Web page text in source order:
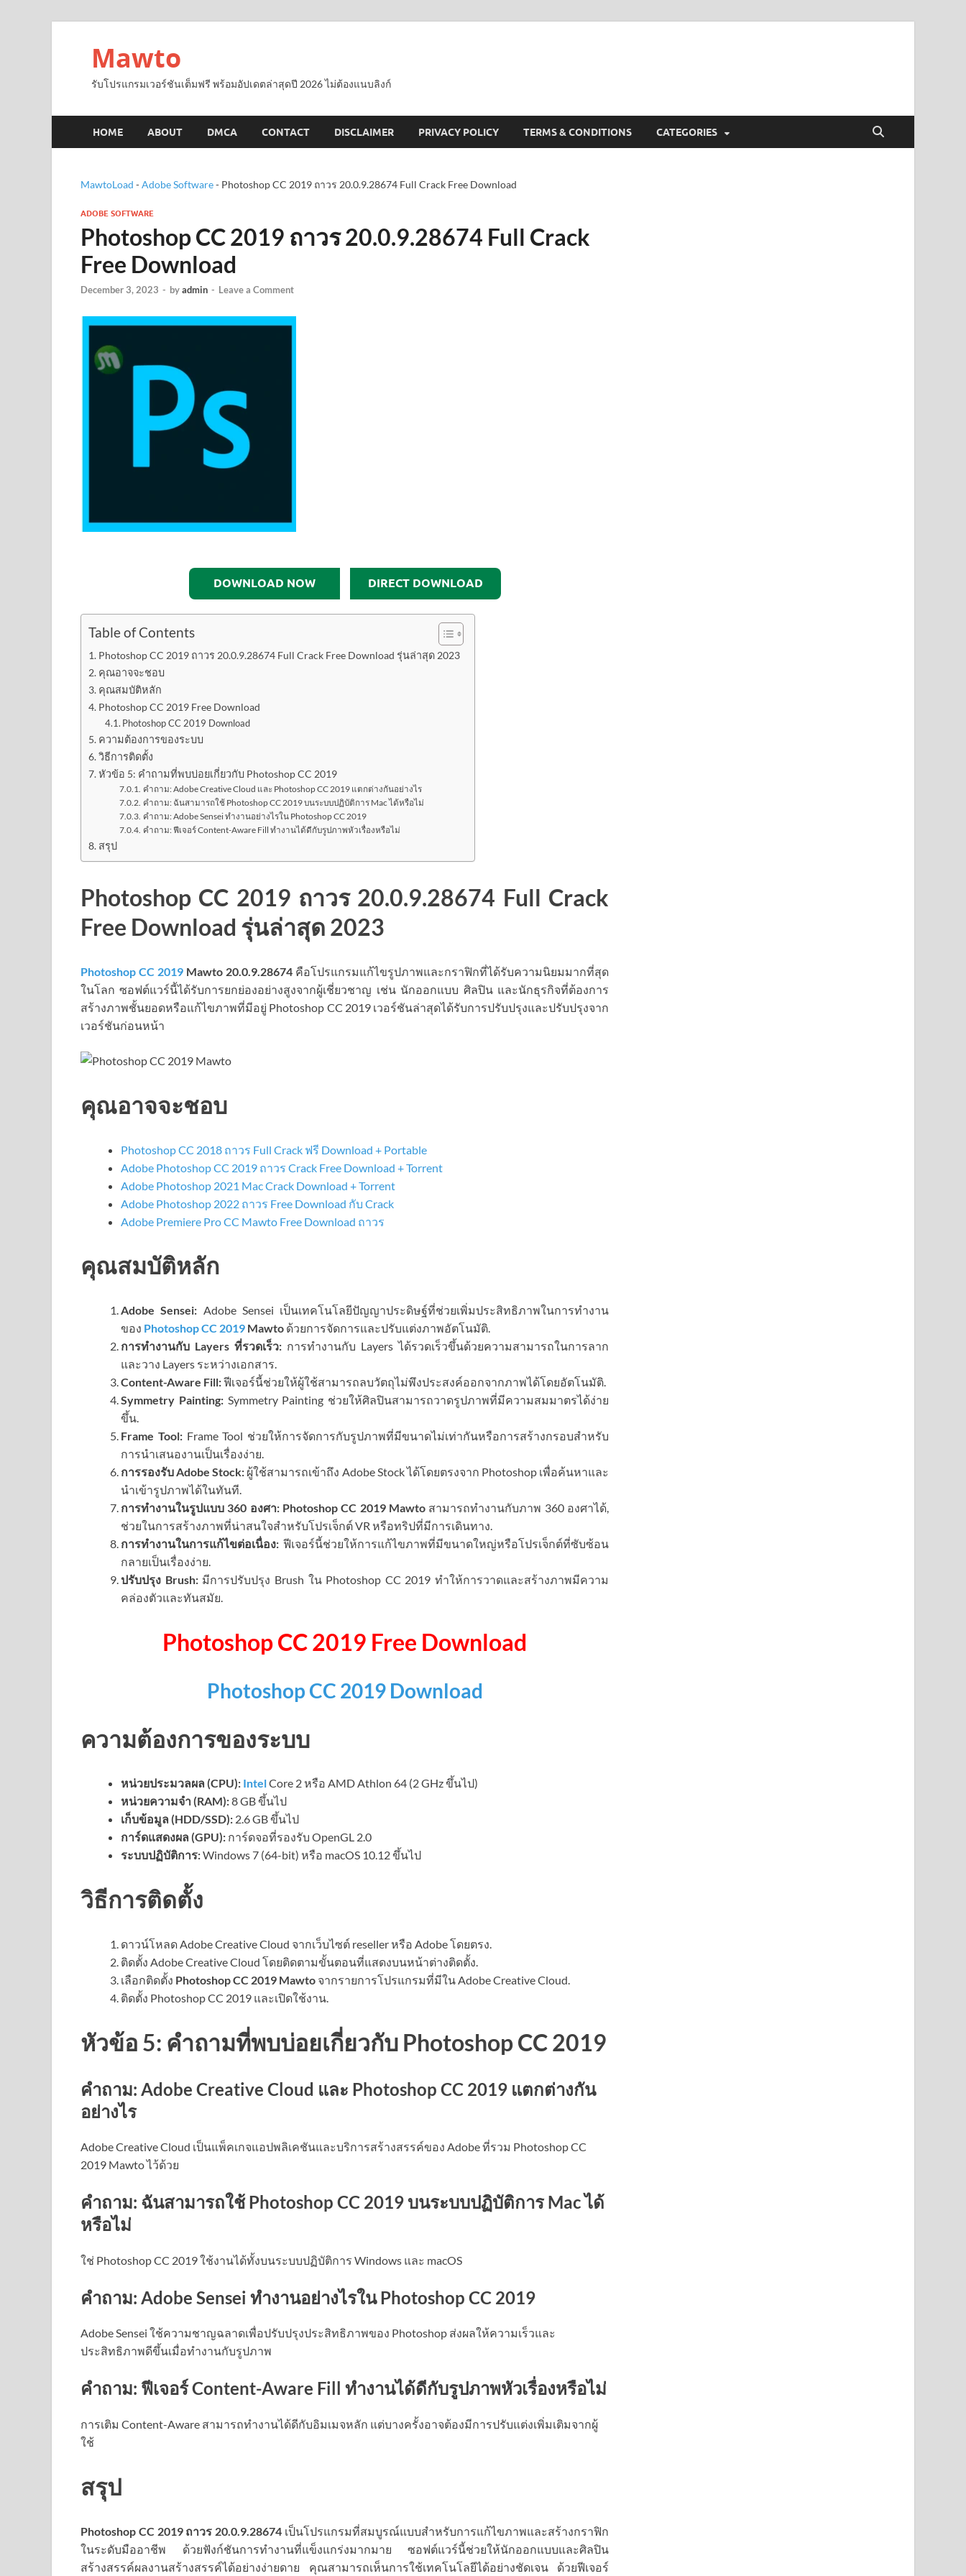
Mawto
รับโปรแกรมเวอร์ชันเต็มฟรี พร้อมอัปเดตล่าสุดปี 2026 ไม่ต้องแนบลิงก์
HOME ABOUT DMCA CONTACT DISCLAIMER PRIVACY POLICY TERMS & CONDITIONS CATEGORIES
MawtoLoad -Adobe Software- Photoshop CC 2019 ถาวร 20.0.9.28674 Full Crack Free Download
ADOBE SOFTWARE
Photoshop CC 2019 ถาวร 20.0.9.28674 Full Crack
Free Download
December 3, 2023 - byadmin - Leave a Comment
DOWNLOAD NOW DIRECT DOWNLOAD
Table of Contents
Photoshop CC 2019 ถาวร 20.0.9.28674 Full Crack Free Download รุ่นล่าสุด 2023
คุณอาจจะชอบ
คุณสมบัติหลัก
Photoshop CC 2019 Free Download
Photoshop CC 2019 Download
ความต้องการของระบบ
วิธีการติดตั้ง
หัวข้อ 5: คำถามที่พบบ่อยเกี่ยวกับ Photoshop CC 2019
คำถาม: Adobe Creative Cloud และ Photoshop CC 2019 แตกต่างกันอย่างไร
คำถาม: ฉันสามารถใช้ Photoshop CC 2019 บนระบบปฏิบัติการ Mac ได้หรือไม่
คำถาม: Adobe Sensei ทำงานอย่างไรใน Photoshop CC 2019
คำถาม: ฟีเจอร์ Content-Aware Fill ทำงานได้ดีกับรูปภาพหัวเรื่องหรือไม่
สรุป
Photoshop CC 2019 ถาวร 20.0.9.28674 Full Crack
Free Download รุ่นล่าสุด 2023
Photoshop CC 2019 Mawto 20.0.9.28674 คือโปรแกรมแก้ไขรูปภาพและกราฟิกที่ได้รับความนิยมมากที่สุด
ในโลก ซอฟต์แวร์นี้ได้รับการยกย่องอย่างสูงจากผู้เชี่ยวชาญ เช่น นักออกแบบ ศิลปิน และนักธุรกิจที่ต้องการ
สร้างภาพชั้นยอดหรือแก้ไขภาพที่มีอยู่ Photoshop CC 2019 เวอร์ชันล่าสุดได้รับการปรับปรุงและปรับปรุงจาก
เวอร์ชันก่อนหน้า
คุณอาจจะชอบ
Photoshop CC 2018 ถาวร Full Crack ฟรี Download + Portable
Adobe Photoshop CC 2019 ถาวร Crack Free Download + Torrent
Adobe Photoshop 2021 Mac Crack Download + Torrent
Adobe Photoshop 2022 ถาวร Free Download กับ Crack
Adobe Premiere Pro CC Mawto Free Download ถาวร
คุณสมบัติหลัก
Adobe Sensei: Adobe Sensei เป็นเทคโนโลยีปัญญาประดิษฐ์ที่ช่วยเพิ่มประสิทธิภาพในการทำงาน
ของ Photoshop CC 2019 Mawto ด้วยการจัดการและปรับแต่งภาพอัตโนมัติ.
การทำงานกับ Layers ที่รวดเร็ว: การทำงานกับ Layers ได้รวดเร็วขึ้นด้วยความสามารถในการลาก
และวาง Layers ระหว่างเอกสาร.
Content-Aware Fill:ฟีเจอร์นี้ช่วยให้ผู้ใช้สามารถลบวัตถุไม่พึงประสงค์ออกจากภาพได้โดยอัตโนมัติ.
Symmetry Painting:Symmetry Painting ช่วยให้ศิลปินสามารถวาดรูปภาพที่มีความสมมาตรได้ง่าย
ขึ้น.
Frame Tool:Frame Tool ช่วยให้การจัดการกับรูปภาพที่มีขนาดไม่เท่ากันหรือการสร้างกรอบสำหรับ
การนำเสนองานเป็นเรื่องง่าย.
การรองรับ Adobe Stock: ผู้ใช้สามารถเข้าถึง Adobe Stock ได้โดยตรงจาก Photoshop เพื่อค้นหาและ
นำเข้ารูปภาพได้ในทันที.
การทำงานในรูปแบบ 360 องศา: Photoshop CC 2019 Mawto สามารถทำงานกับภาพ 360 องศาได้,
ช่วยในการสร้างภาพที่น่าสนใจสำหรับโปรเจ็กต์ VR หรือทริปที่มีการเดินทาง.
การทำงานในการแก้ไขต่อเนื่อง: ฟีเจอร์นี้ช่วยให้การแก้ไขภาพที่มีขนาดใหญ่หรือโปรเจ็กต์ที่ซับซ้อน
กลายเป็นเรื่องง่าย.
ปรับปรุง Brush:มีการปรับปรุง Brush ใน Photoshop CC 2019 ทำให้การวาดและสร้างภาพมีความ
คล่องตัวและทันสมัย.
Photoshop CC 2019 Free Download
Photoshop CC 2019 Download
ความต้องการของระบบ
หน่วยประมวลผล (CPU): IntelCore 2 หรือ AMD Athlon 64 (2 GHz ขึ้นไป)
หน่วยความจำ (RAM):8 GB ขึ้นไป
เก็บข้อมูล (HDD/SSD): 2.6 GB ขึ้นไป
การ์ดแสดงผล (GPU): การ์ดจอที่รองรับ OpenGL 2.0
ระบบปฏิบัติการ:Windows 7 (64-bit) หรือ macOS 10.12 ขึ้นไป
วิธีการติดตั้ง
ดาวน์โหลด Adobe Creative Cloud จากเว็บไซต์ reseller หรือ Adobe โดยตรง.
ติดตั้ง Adobe Creative Cloud โดยติดตามขั้นตอนที่แสดงบนหน้าต่างติดตั้ง.
เลือกติดตั้ง Photoshop CC 2019 Mawto จากรายการโปรแกรมที่มีใน Adobe Creative Cloud.
ติดตั้ง Photoshop CC 2019 และเปิดใช้งาน.
หัวข้อ 5: คำถามที่พบบ่อยเกี่ยวกับ Photoshop CC 2019
คำถาม: Adobe Creative Cloud และ Photoshop CC 2019 แตกต่างกัน
อย่างไร
Adobe Creative Cloud เป็นแพ็คเกจแอปพลิเคชันและบริการสร้างสรรค์ของ Adobe ที่รวม Photoshop CC
2019 Mawto ไว้ด้วย
คำถาม: ฉันสามารถใช้ Photoshop CC 2019 บนระบบปฏิบัติการ Mac ได้
หรือไม่
ใช่ Photoshop CC 2019 ใช้งานได้ทั้งบนระบบปฏิบัติการ Windows และ macOS
คำถาม: Adobe Sensei ทำงานอย่างไรใน Photoshop CC 2019
Adobe Sensei ใช้ความชาญฉลาดเพื่อปรับปรุงประสิทธิภาพของ Photoshop ส่งผลให้ความเร็วและ
ประสิทธิภาพดีขึ้นเมื่อทำงานกับรูปภาพ
คำถาม: ฟีเจอร์ Content-Aware Fill ทำงานได้ดีกับรูปภาพหัวเรื่องหรือไม่
การเติม Content-Aware สามารถทำงานได้ดีกับอิมเมจหลัก แต่บางครั้งอาจต้องมีการปรับแต่งเพิ่มเติมจากผู้
ใช้
สรุป
Photoshop CC 2019 ถาวร 20.0.9.28674 เป็นโปรแกรมที่สมบูรณ์แบบสำหรับการแก้ไขภาพและสร้างกราฟิก
ในระดับมืออาชีพ ด้วยฟังก์ชันการทำงานที่แข็งแกร่งมากมาย ซอฟต์แวร์นี้ช่วยให้นักออกแบบและศิลปิน
สร้างสรรค์ผลงานสร้างสรรค์ได้อย่างง่ายดาย คุณสามารถเห็นการใช้เทคโนโลยีได้อย่างชัดเจน ด้วยฟีเจอร์